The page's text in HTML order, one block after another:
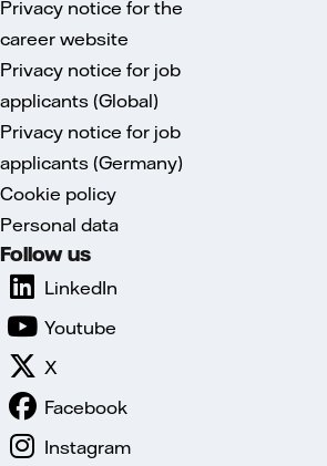
Privacy notice for the
career website
Privacy notice for job
applicants (Global)
Privacy notice for job
applicants (Germany)
Cookie policy
Personal data
Follow us
LinkedIn
Youtube
X
Facebook
Instagram